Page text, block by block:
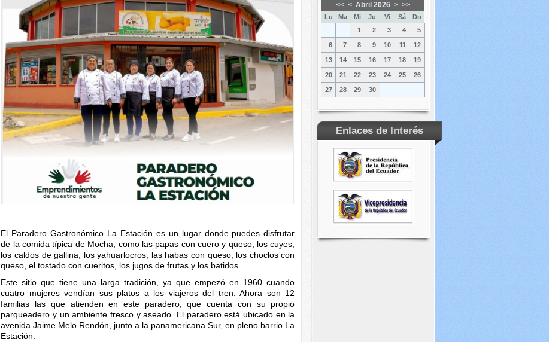
El Paradero Gastronómico La Estación es un lugar donde puedes disfrutar
de la comida típica de Mocha, como las papas con cuero y queso, los cuyes,
los caldos de gallina, los yahuarlocros, las habas con queso, los choclos con
queso, el tostado con cueritos, los jugos de frutas y los batidos.
Este sitio que tiene una larga tradición, ya que empezó en 1960 cuando
cuatro mujeres vendían sus platos a los viajeros del tren. Ahora son 12
familias las que atienden en este paradero, que cuenta con su propio
parqueadero y un ambiente fresco y aseado. El paradero está ubicado en la
avenida Jaime Melo Rendón, junto a la panamericana Sur, en pleno barrio La
Estación.
<< < Abril 2026 > >>
Lu Ma Mi Ju Vi Sá
Do
1
2 3 4 5
6 7 8 9 10 11 12
13 14 15 16 17 18 19
20 21 22 23 24 25 26
27 28 29 30
Enlaces de Interés